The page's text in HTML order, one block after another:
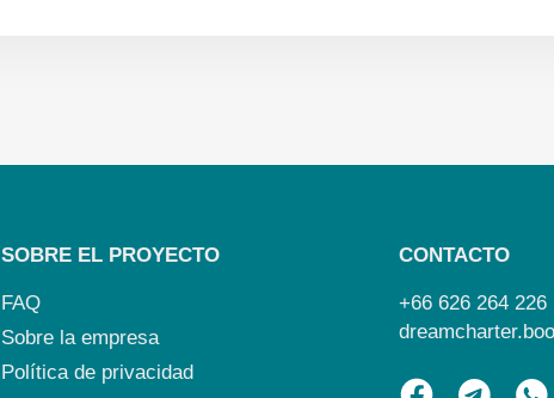
SOBRE EL PROYECTO
FAQ
Sobre la empresa
Política de privacidad
CONTACTO
+66 626 264 226